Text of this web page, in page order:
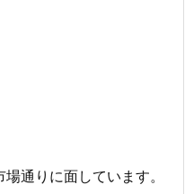
通りに面しています。